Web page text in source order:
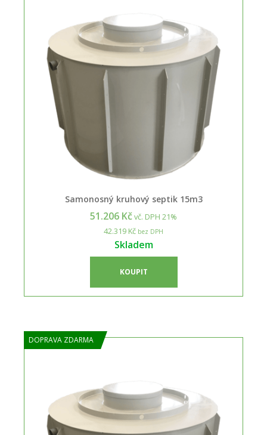
Samonosný kruhový septik 15m3
51.206 Kčvč. DPH 21%
42.319 Kč bez DPH
Skladem
KOUPIT
DOPRAVA ZDARMA